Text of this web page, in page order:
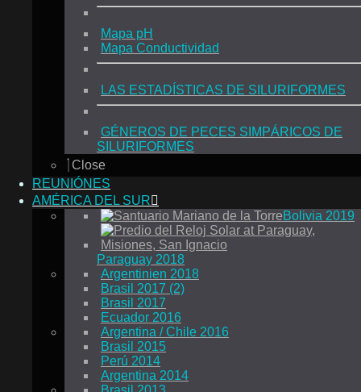
Mapa pH
Mapa Conductividad
LAS ESTADÍSTICAS DE SILURIFORMES
GÉNEROS DE PECES SIMPÁRICOS DE
SILURIFORMES
Close
REUNIÓNES
AMÉRICA DEL SUR
Bolivia 2019
Paraguay 2018
Argentinien 2018
Brasil 2017 (2)
Brasil 2017
Ecuador 2016
Argentina / Chile 2016
Brasil 2015
Perú 2014
Argentina 2014